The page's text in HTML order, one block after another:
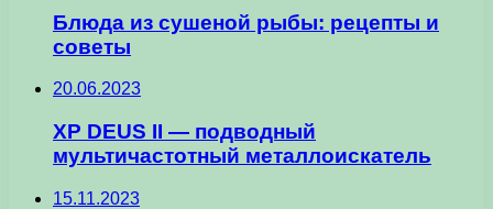
Блюда из сушеной рыбы: рецепты и
советы
20.06.2023
XP DEUS II — подводный
мультичастотный металлоискатель
15.11.2023